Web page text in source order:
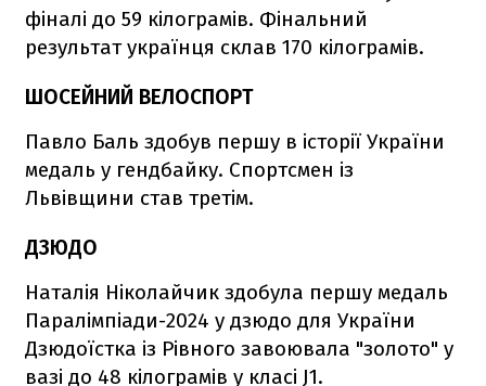
фіналі до 59 кілограмів. Фінальний
результат українця склав 170 кілограмів.
ШОСЕЙНИЙ ВЕЛОСПОРТ
Павло Баль здобув першу в історії України
медаль у гендбайку. Спортсмен із
Львівщини став третім.
ДЗЮДО
Наталія Ніколайчик здобула першу медаль
Паралімпіади-2024 у дзюдо для України
Дзюдоїстка із Рівного завоювала "золото" у
вазі до 48 кілограмів у класі J1.